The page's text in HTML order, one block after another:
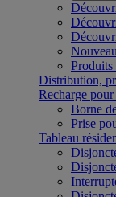
Produits
Distribution,
Recharge
Borne
Prise
Tableau